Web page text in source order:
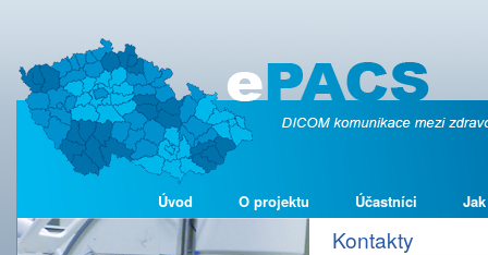
Úvod O projektu Účastníci
Kontakty